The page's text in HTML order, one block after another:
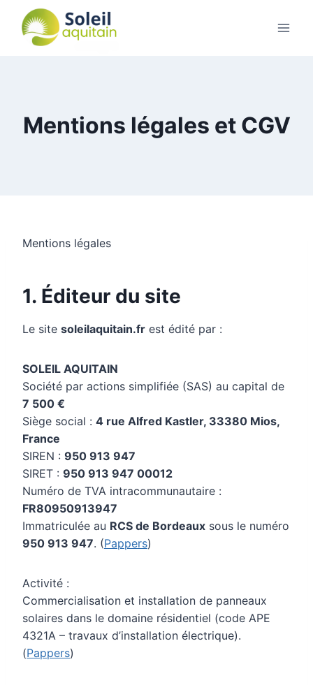
Mentions légales et CGV
Mentions légales
1. Éditeur du site
Le site soleilaquitain.fr est édité par :
SOLEIL AQUITAIN
Société par actions simplifiée (SAS) au capital de
7 500 €
Siège social : 4 rue Alfred Kastler, 33380 Mios,
France
SIREN : 950 913 947
SIRET : 950 913 947 00012
Numéro de TVA intracommunautaire :
FR80950913947
Immatriculée au RCS de Bordeaux sous le numéro
950 913 947. (Pappers)
Activité :
Commercialisation et installation de panneaux
solaires dans le domaine résidentiel (code APE
4321A – travaux d’installation électrique).
(Pappers)